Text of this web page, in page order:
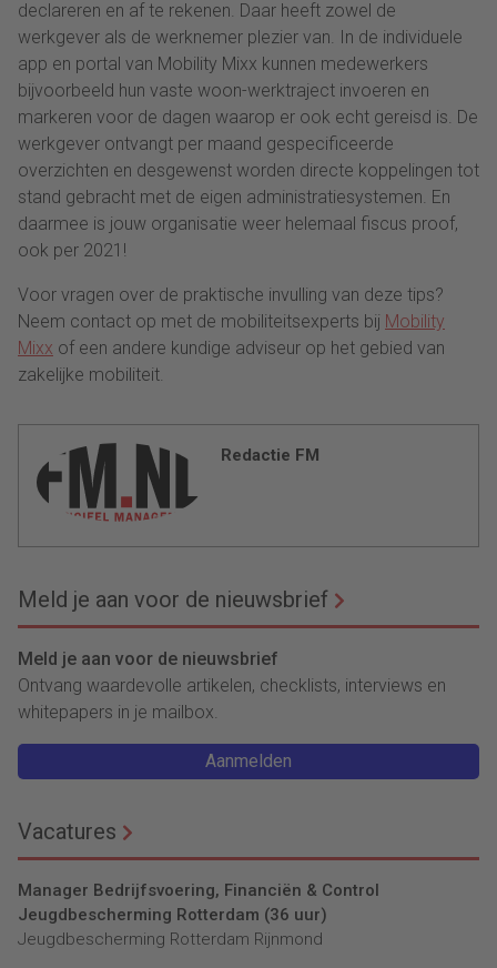
declareren en af te rekenen. Daar heeft zowel de
werkgever als de werknemer plezier van. In de individuele
app en portal van Mobility Mixx kunnen medewerkers
bijvoorbeeld hun vaste woon-werktraject invoeren en
markeren voor de dagen waarop er ook echt gereisd is. De
werkgever ontvangt per maand gespecificeerde
overzichten en desgewenst worden directe koppelingen tot
stand gebracht met de eigen administratiesystemen. En
daarmee is jouw organisatie weer helemaal fiscus proof,
ook per 2021!
Voor vragen over de praktische invulling van deze tips?
Neem contact op met de mobiliteitsexperts bij Mobility
Mixx of een andere kundige adviseur op het gebied van
zakelijke mobiliteit.
Redactie FM
Meld je aan voor de nieuwsbrief
Meld je aan voor de nieuwsbrief
Ontvang waardevolle artikelen, checklists, interviews en
whitepapers in je mailbox.
Aanmelden
Vacatures
Manager Bedrijfsvoering, Financiën & Control
Jeugdbescherming Rotterdam (36 uur)
Jeugdbescherming Rotterdam Rijnmond